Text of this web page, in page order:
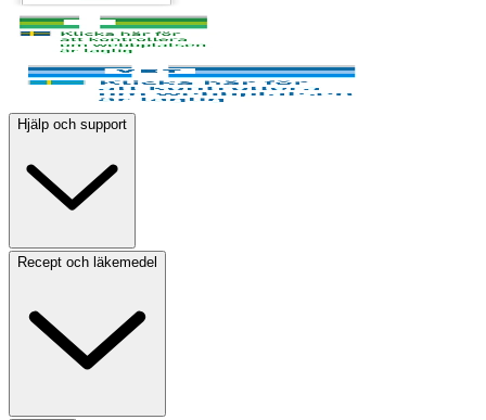
Hjälp och support
Recept och läkemedel